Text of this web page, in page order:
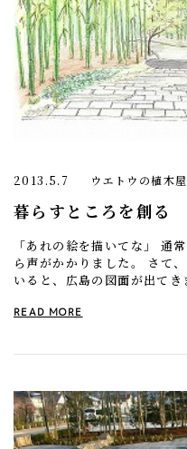
2013.5.7 ウエトウの植木
暮らすところを創
「あれの絵を描いてな」 通
ら声がかかりました。 さて
いると、広島の図面が出て
READ MORE